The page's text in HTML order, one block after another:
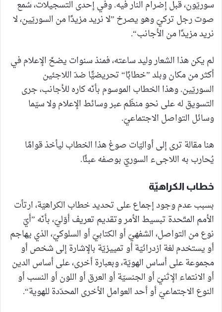
سوريّون، قبل إضرام النار فيه. وفي إحدى التسجيلات، سُمع
صوت رجل تركيّ وهو يصرخ ”لا نريد مزيدًا من السوريّين، لا
نريد مزيدًا من الأجانب“.
لم يكن هذا الشعار وليد ساعته، فمنذ سنوات يضخّ الإعلام في
أكثر من مكان وبلد ”خطابًا“ تحريضيًّا ضدّ اللاجئين
السوريّين. وهذا الخطاب الموسوم بأنّه كاره للأجانب، جرى
التسويق له على نحو منظّم عبر وسائط الإعلام ولا سيّما
وسائل التواصل الاجتماعيّ.
هنا مقالة ترى إلى أواليّات صوغ هذا الخطاب ليأخذ قوامًا
يُحارب به اللاجىء السوريّ بوصفه عبئًا.
خطاب الكراهيّة
بسبب عدم وجود إجماع على تحديد خطاب الكراهيّة، ارتأت
الأمم المتّحدة تبسيط الأمر وتقديم تعريف أوّليّ، بأنّه ”أيّ
نوع من التواصل، الشفهيّ أو الكتابيّ أو السلوكيّ، الذي يهاجم
أو يستخدم لغة ازدرائيّة أو تمييزيّة بالإشارة إلى شخص أو
مجموعة على أساس الهويّة، وبعبارة أخرى، على أساس الدين
أو الانتماء الإثنيّ أو الجنسيّة أو العرق أو اللون أو النسب أو
النوع الاجتماعيّ أو أحد العوامل الأخرى المحدّدة للهوية“.